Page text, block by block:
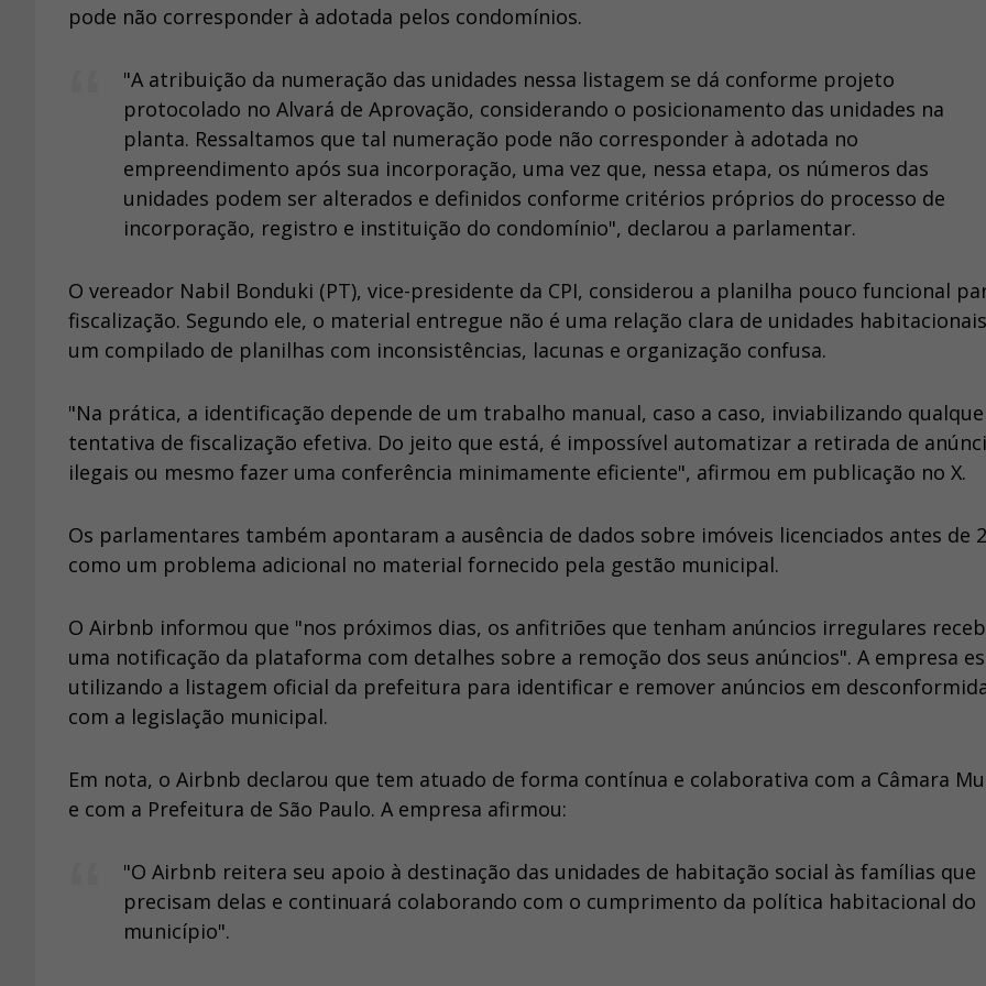
pode não corresponder à adotada pelos condomínios.
"A atribuição da numeração das unidades nessa listagem se dá conforme projeto
protocolado no Alvará de Aprovação, considerando o posicionamento das unidades na
planta. Ressaltamos que tal numeração pode não corresponder à adotada no
empreendimento após sua incorporação, uma vez que, nessa etapa, os números das
unidades podem ser alterados e definidos conforme critérios próprios do processo de
incorporação, registro e instituição do condomínio", declarou a parlamentar.
O vereador Nabil Bonduki (PT), vice-presidente da CPI, considerou a planilha pouco funcional
fiscalização. Segundo ele, o material entregue não é uma relação clara de unidades
um compilado de planilhas com inconsistências, lacunas e organização confusa.
"Na prática, a identificação depende de um trabalho manual, caso a caso, inviabilizando
tentativa de fiscalização efetiva. Do jeito que está, é impossível automatizar a retirada de
ilegais ou mesmo fazer uma conferência minimamente eficiente", afirmou em publicação no X.
Os parlamentares também apontaram a ausência de dados sobre imóveis licenciados antes de
como um problema adicional no material fornecido pela gestão municipal.
O Airbnb informou que "nos próximos dias, os anfitriões que tenham anúncios irregulares
uma notificação da plataforma com detalhes sobre a remoção dos seus anúncios". A empresa
utilizando a listagem oficial da prefeitura para identificar e remover anúncios em
com a legislação municipal.
Em nota, o Airbnb declarou que tem atuado de forma contínua e colaborativa com a Câmara
e com a Prefeitura de São Paulo. A empresa afirmou:
"O Airbnb reitera seu apoio à destinação das unidades de habitação social às famílias que
precisam delas e continuará colaborando com o cumprimento da política habitacional do
município".